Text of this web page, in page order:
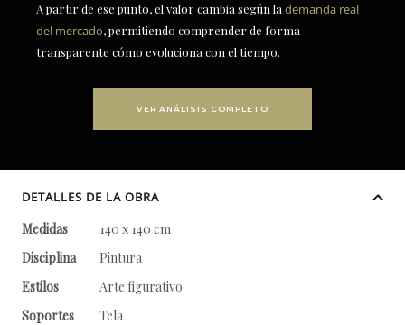
A partir de ese punto, el valor cambia según la demanda real
del mercado, permitiendo comprender de forma
transparente cómo evoluciona con el tiempo.
VER ANÁLISIS COMPLETO
DETALLES DE LA OBRA
Medidas
140 x 140 cm
Disciplina
Pintura
Estilos
Arte figurativo
Soportes
Tela